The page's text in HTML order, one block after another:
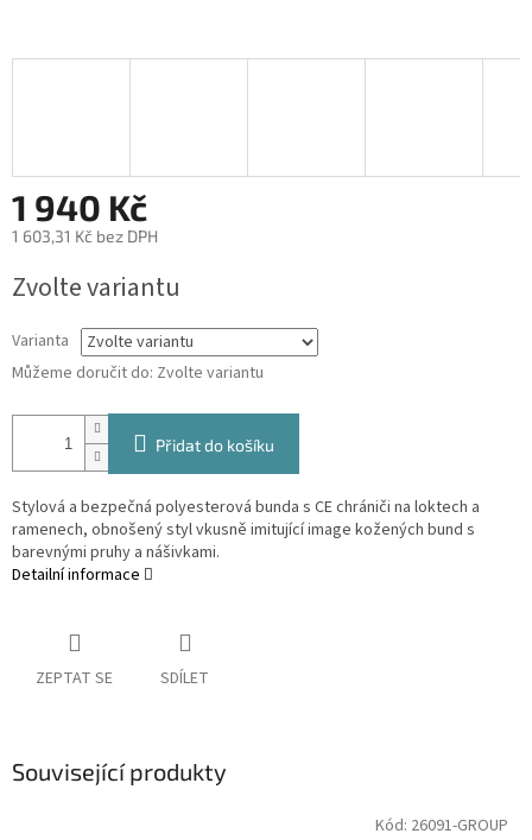
1 940 Kč
1 603,31 Kč bez DPH
cena:
Zvolte variantu
Varianta
Můžeme doručit do: Zvolte variantu
Přidat do košíku
Stylová a bezpečná polyesterová bunda s CE chrániči na loktech a
ramenech, obnošený styl vkusně imitující image kožených bund s
barevnými pruhy a nášivkami.
Detailní informace
ZEPTAT SE SDÍLET
Související produkty
Kód: 26091-GROUP